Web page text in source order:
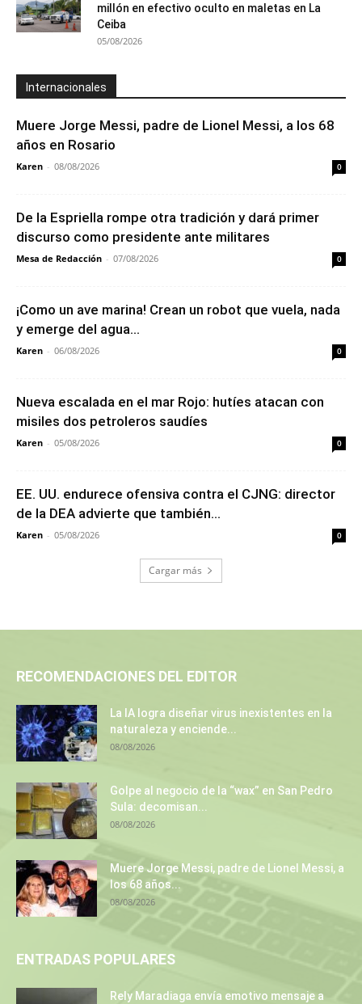
millón en efectivo oculto en maletas en La
Ceiba
05/08/2026
Internacionales
Muere Jorge Messi, padre de Lionel Messi, a los 68
años en Rosario
Karen - 08/08/2026 0
De la Espriella rompe otra tradición y dará primer
discurso como presidente ante militares
Mesa de Redacción - 07/08/2026 0
¡Como un ave marina! Crean un robot que vuela, nada
y emerge del agua...
Karen - 06/08/2026 0
Nueva escalada en el mar Rojo: hutíes atacan con
misiles dos petroleros saudíes
Karen - 05/08/2026 0
EE. UU. endurece ofensiva contra el CJNG: director
de la DEA advierte que también...
Karen - 05/08/2026 0
Cargar más
RECOMENDACIONES DEL EDITOR
La IA logra diseñar virus inexistentes en la
naturaleza y enciende...
08/08/2026
Golpe al negocio de la “wax” en San Pedro
Sula: decomisan...
08/08/2026
Muere Jorge Messi, padre de Lionel Messi, a
los 68 años...
08/08/2026
ENTRADAS POPULARES
Rely Maradiaga envía emotivo mensaje a